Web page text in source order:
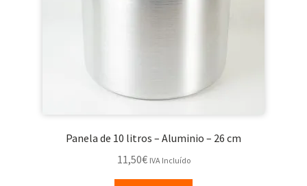
Panela de 10 litros – Aluminio – 26 cm
11,50€ IVA Incluído